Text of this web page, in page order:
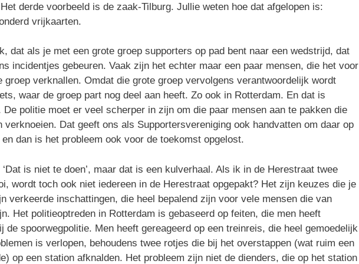
derde voorbeeld is de zaak-Tilburg. Jullie weten hoe dat afgelopen is:
vrijkaarten.
dat als je met een grote groep supporters op pad bent naar een wedstrijd, dat
incidentjes gebeuren. Vaak zijn het echter maar een paar mensen, die het voor
groep verknallen. Omdat die grote groep vervolgens verantwoordelijk wordt
waar de groep part nog deel aan heeft. Zo ook in Rotterdam. En dat is
De politie moet er veel scherper in zijn om die paar mensen aan te pakken die
verknoeien. Dat geeft ons als Supportersvereniging ook handvatten om daar op
dan is het probleem ook voor de toekomst opgelost.
is niet te doen’, maar dat is een kulverhaal. Als ik in de Herestraat twee
wordt toch ook niet iedereen in de Herestraat opgepakt? Het zijn keuzes die je
verkeerde inschattingen, die heel bepalend zijn voor vele mensen die van
Het politieoptreden in Rotterdam is gebaseerd op feiten, die men heeft
de spoorwegpolitie. Men heeft gereageerd op een treinreis, die heel gemoedelijk
is verlopen, behoudens twee rotjes die bij het overstappen (wat ruim een
op een station afknalden. Het probleem zijn niet de dienders, die op het station